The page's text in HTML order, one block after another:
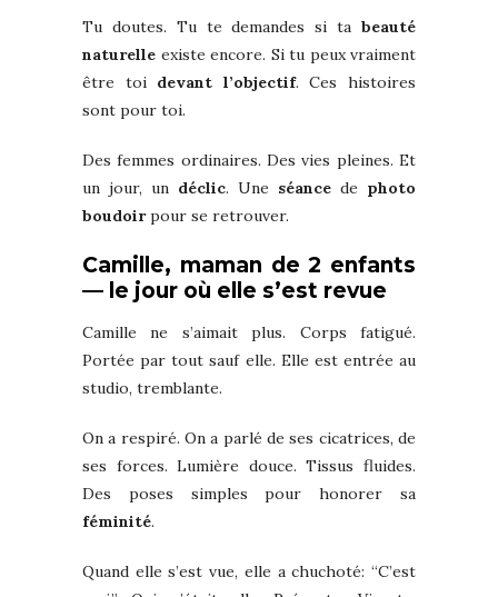
Tu doutes. Tu te demandes si ta beauté
naturelle existe encore. Si tu peux vraiment
être toi devant l’objectif. Ces histoires
sont pour toi.
Des femmes ordinaires. Des vies pleines. Et
un jour, un déclic. Une séance de photo
boudoirpour se retrouver.
Camille, maman de 2 enfants
— le jour où elle s’est revue
Camille ne s’aimait plus. Corps fatigué.
Portée par tout sauf elle. Elle est entrée au
studio, tremblante.
On a respiré. On a parlé de ses cicatrices, de
ses forces. Lumière douce. Tissus fluides.
Des poses simples pour honorer sa
féminité.
Quand elle s’est vue, elle a chuchoté: “C’est